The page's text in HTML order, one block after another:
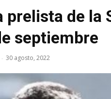
prelista de
septiembre
- 30 agosto, 2022